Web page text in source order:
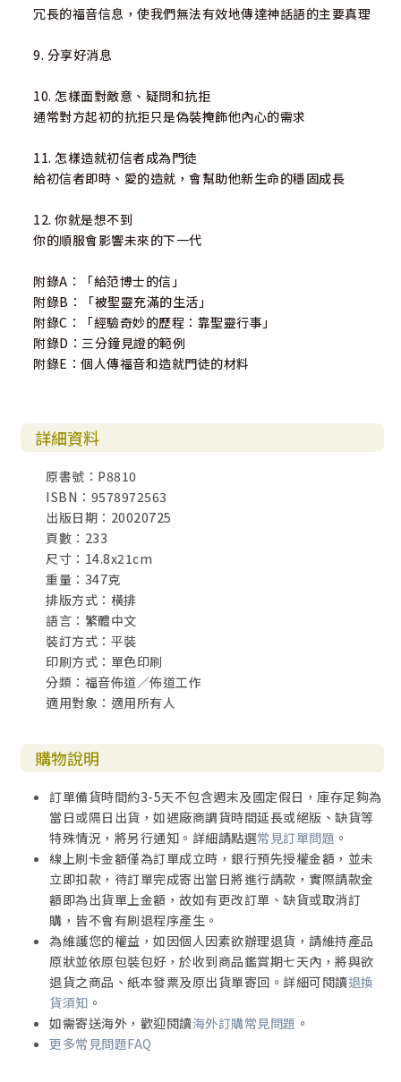
冗長的福音信息，使我們無法有效地傳達神話語的主要真理
9. 分享好消息
10. 怎樣面對敵意、疑問和抗拒
通常對方起初的抗拒只是偽裝掩飾他內心的需求
11. 怎樣造就初信者成為門徒
給初信者即時、愛的造就，會幫助他新生命的穩固成長
12. 你就是想不到
你的順服會影響未來的下一代
附錄A：「給范博士的信」
附錄B：「被聖靈充滿的生活」
附錄C：「經驗奇妙的歷程：靠聖靈行事」
附錄D：三分鐘見證的範例
附錄E：個人傳福音和造就門徒的材料
詳細資料
原書號：P8810
ISBN：9578972563
出版日期：20020725
頁數：233
尺寸：14.8x21cm
重量：347克
排版方式：橫排
語言：繁體中文
裝訂方式：平裝
印刷方式：單色印刷
分類：福音佈道／佈道工作
適用對象：適用所有人
購物說明
訂單備貨時間約3-5天不包含週末及國定假日，庫存足夠為
當日或隔日出貨，如遇廠商調貨時間延長或絕版、缺貨等
特殊情況，將另行通知。詳細請點選常見訂單問題 。
線上刷卡金額僅為訂單成立時，銀行預先授權金額，並未
立即扣款，待訂單完成寄出當日將進行請款，實際請款金
額即為出貨單上金額，故如有更改訂單、缺貨或取消訂
購，皆不會有刷退程序產生。
為維護您的權益，如因個人因素欲辦理退貨，請維持產品
原狀並依原包裝包好，於收到商品鑑賞期七天內，將與欲
退貨之商品、紙本發票及原出貨單寄回。詳細可閱讀退換
貨須知 。
如需寄送海外，歡迎閱讀海外訂購常見問題 。
更多常見問題FAQ